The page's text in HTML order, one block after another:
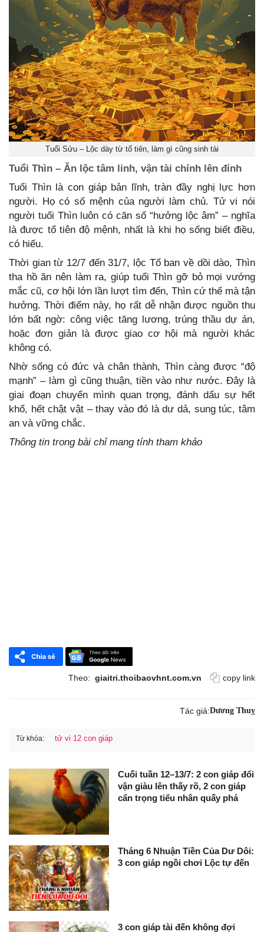
Tuổi Sửu – Lộc dày từ tổ tiên, làm gì cũng sinh tài
Tuổi Thìn – Ăn lộc tâm linh, vận tài chính lên đỉnh
Tuổi Thìn là con giáp bản lĩnh, tràn đầy nghị lực hơn
người. Họ có số mệnh của người làm chủ. Tử vi nói
người tuổi Thìn luôn có căn số “hưởng lộc âm” – nghĩa
là được tổ tiên độ mệnh, nhất là khi họ sống biết điều,
có hiếu.
Thời gian từ 12/7 đến 31/7, lộc Tổ ban về dồi dào, Thìn
tha hồ ăn nên làm ra, giúp tuổi Thìn gỡ bỏ mọi vướng
mắc cũ, cơ hội lớn lần lượt tìm đến, Thìn cứ thế mà tận
hưởng. Thời điểm này, họ rất dễ nhận được nguồn thu
lớn bất ngờ: công việc tăng lương, trúng thầu dự án,
hoặc đơn giản là được giao cơ hội mà người khác
không có.
Nhờ sống có đức và chân thành, Thìn càng được “độ
mạnh” – làm gì cũng thuận, tiền vào như nước. Đây là
giai đoạn chuyển mình quan trọng, đánh dấu sự hết
khổ, hết chật vật – thay vào đó là dư dả, sung túc, tâm
an và vững chắc.
Thông tin trong bài chỉ mang tính tham khảo
Theo: giaitri.thoibaovhnt.com.vn copy link
Tác giả:Dương Thuỵ
Từ khóa: tử vi 12 con giáp
Cuối tuần 12–13/7: 2 con giáp đổi
vận giàu lên thấy rõ, 2 con giáp
cẩn trọng tiểu nhân quấy phá
Tháng 6 Nhuận Tiền Của Dư Dôi:
3 con giáp ngồi chơi Lộc tự đến
3 con giáp tài đến không đợi